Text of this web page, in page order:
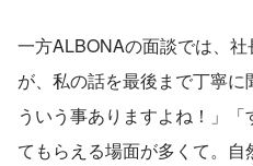
一方ALBONAの面談では、
が、私の話を最後まで丁寧
ういう事ありますよね！」
てもらえる場面が多くて。